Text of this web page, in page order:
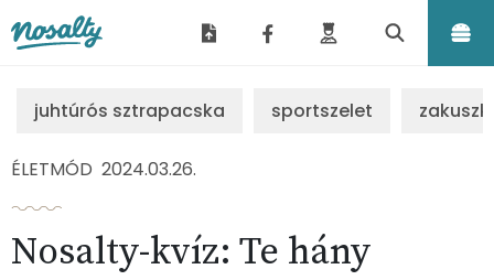
juhtúrós sztrapacska sportszelet
ÉLETMÓD 2024.03.26.
Nosalty-kvíz: Te hány